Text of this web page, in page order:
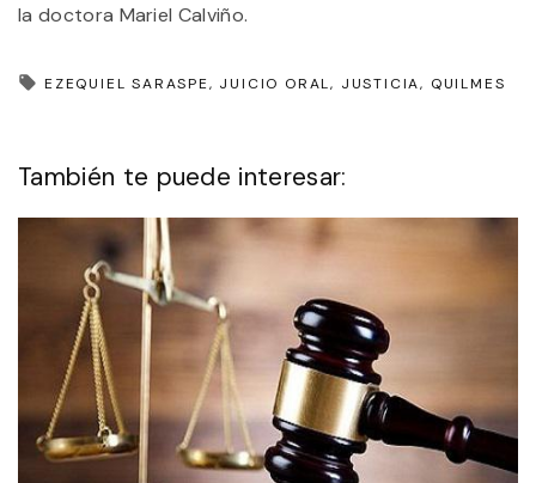
la doctora Mariel Calviño.
EZEQUIEL SARASPE JUICIO ORAL JUSTICIA QUILMES
También te puede interesar: